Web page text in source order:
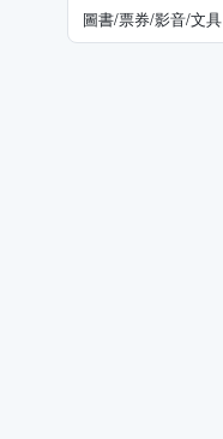
圖書/票券/影音/文具